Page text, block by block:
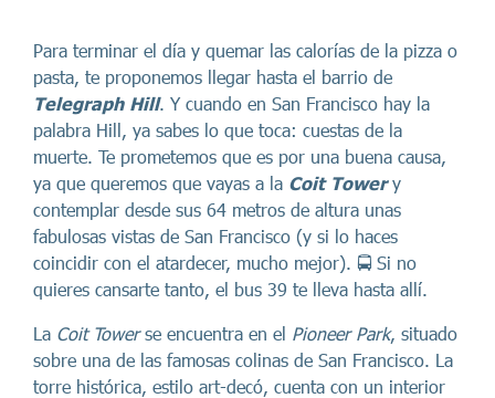
Para terminar el día y quemar las calorías de la pizza o
pasta, te proponemos llegar hasta el barrio de
Telegraph Hill. Y cuando en San Francisco hay la
palabra Hill, ya sabes lo que toca: cuestas de la
muerte. Te prometemos que es por una buena causa,
ya que queremos que vayas a la Coit Towery
contemplar desde sus 64 metros de altura unas
fabulosas vistas de San Francisco (y si lo haces
coincidir con el atardecer, mucho mejor). 🚍 Si no
quieres cansarte tanto, el bus 39 te lleva hasta allí.
La Coit Towerse encuentra en el Pioneer Park, situado
sobre una de las famosas colinas de San Francisco. La
torre histórica, estilo art-decó, cuenta con un interior